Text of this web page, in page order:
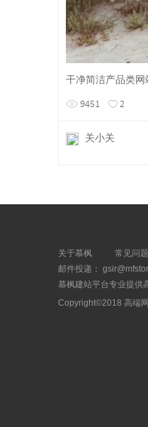
详情
干净简洁产品类网
9451 2
关小关
关于慕枫 常见问题
邮件投递：
慕枫建站平台专业提供
Copyright©2018 高端